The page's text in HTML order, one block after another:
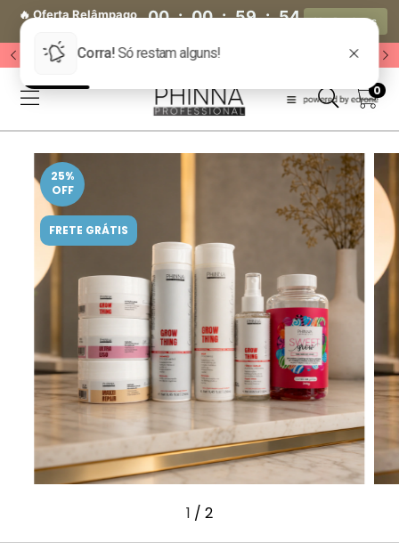
🔥 Oferta Relâmpago
00 : 00 : 59 : 52 Ver Produtos
🔥 Acesse o Grupo VIP 🔥
0
25%
OFF
FRETE GRÁTIS
1 / 2